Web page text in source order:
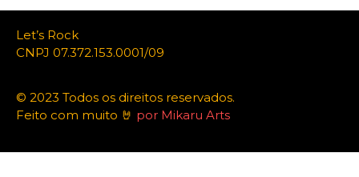
Let’s Rock
CNPJ 07.372.153.0001/09
© 2023 Todos os direitos reservados.
Feito com muito 🤘 por Mikaru Arts